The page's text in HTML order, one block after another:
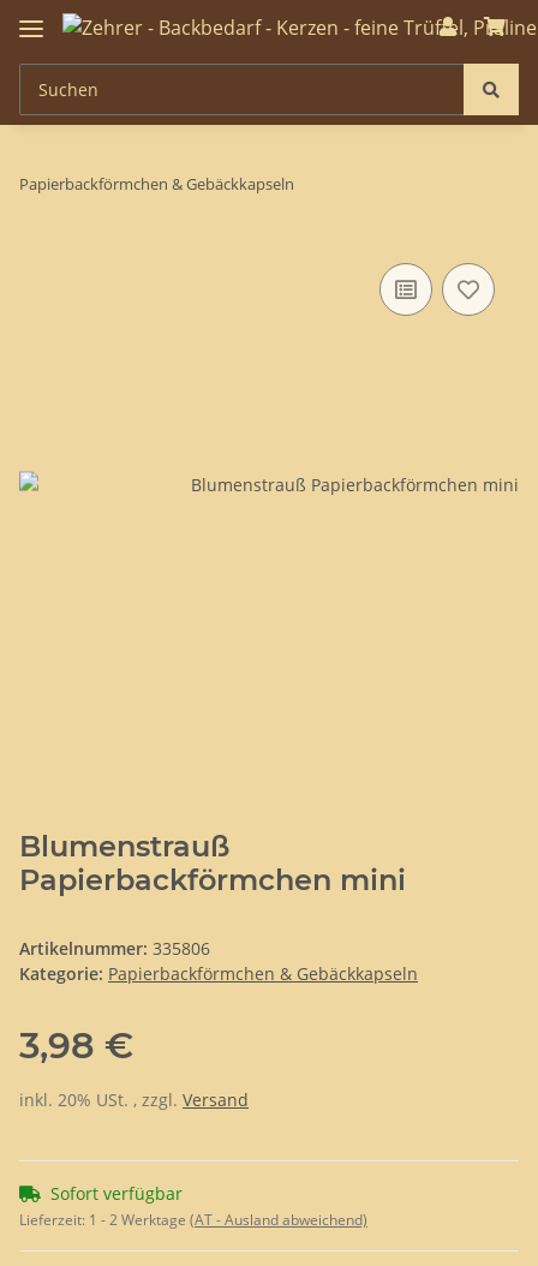
Papierbackförmchen & Gebäckkapseln
Blumenstrauß
Papierbackförmchen mini
Artikelnummer: 335806
Kategorie: Papierbackförmchen & Gebäckkapseln
3,98 €
inkl. 20% USt. , zzgl. Versand
Sofort verfügbar
Lieferzeit: 1 - 2 Werktage (AT - Ausland abweichend)